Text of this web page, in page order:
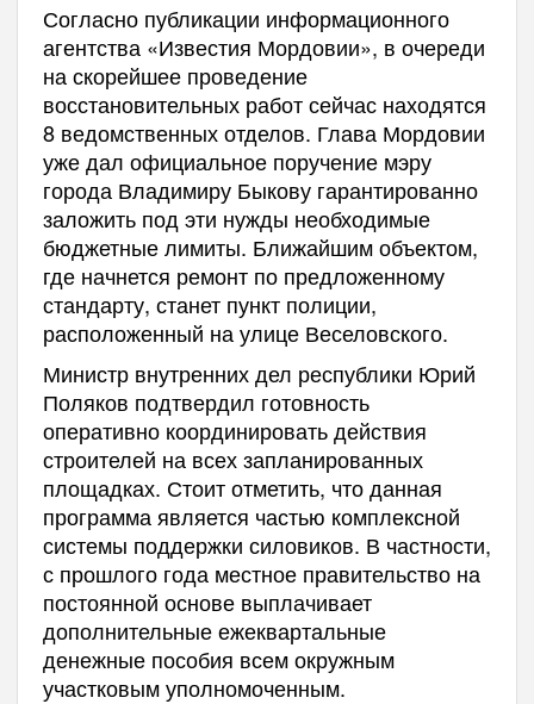
Согласно публикации информационного
агентства «Известия Мордовии», в очереди
на скорейшее проведение
восстановительных работ сейчас находятся
8 ведомственных отделов. Глава Мордовии
уже дал официальное поручение мэру
города Владимиру Быкову гарантированно
заложить под эти нужды необходимые
бюджетные лимиты. Ближайшим объектом,
где начнется ремонт по предложенному
стандарту, станет пункт полиции,
расположенный на улице Веселовского.
Министр внутренних дел республики Юрий
Поляков подтвердил готовность
оперативно координировать действия
строителей на всех запланированных
площадках. Стоит отметить, что данная
программа является частью комплексной
системы поддержки силовиков. В частности,
с прошлого года местное правительство на
постоянной основе выплачивает
дополнительные ежеквартальные
денежные пособия всем окружным
участковым уполномоченным.